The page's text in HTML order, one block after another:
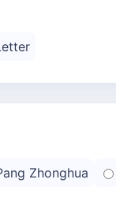
Zhonghua